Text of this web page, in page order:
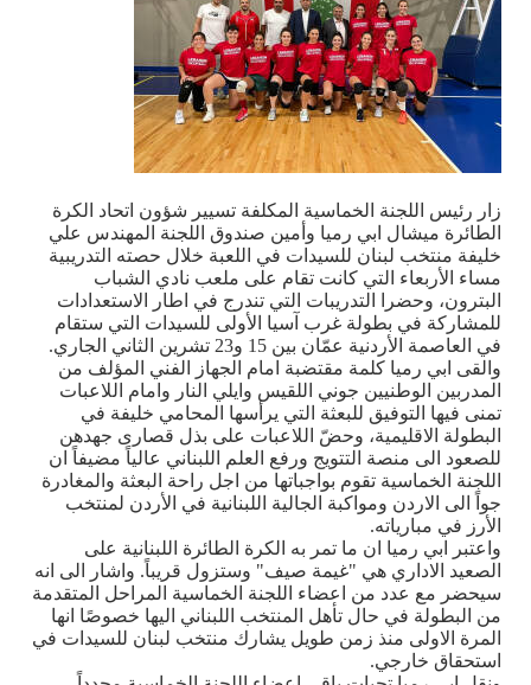
زار رئيس اللجنة الخماسية المكلفة تسيير شؤون اتحاد الكرة
الطائرة ميشال ابي رميا وأمين صندوق اللجنة المهندس علي
خليفة منتخب لبنان للسيدات في اللعبة خلال حصته التدريبية
مساء الأربعاء التي كانت تقام على ملعب نادي الشباب
البترون، وحضرا التدريبات التي تندرج في اطار الاستعدادات
للمشاركة في بطولة غرب آسيا الأولى للسيدات التي ستقام
في العاصمة الأردنية عمّان بين 15 و23 تشرين الثاني الجاري
.
والقى ابي رميا كلمة مقتضبة امام الجهاز الفني المؤلف من
المدربين الوطنيين جوني اللقيس وايلي النار وامام اللاعبات
تمنى فيها التوفيق للبعثة التي يرأسها المحامي خليفة في
البطولة الاقليمية، وحضّ اللاعبات على بذل قصارى جهدهن
للصعود الى منصة التتويج ورفع العلم اللبناني عالياً مضيفاً ان
اللجنة الخماسية تقوم بواجباتها من اجل راحة البعثة والمغادرة
جواً الى الاردن ومواكبة الجالية اللبنانية في الأردن لمنتخب
الأرز في مبارياته.
واعتبر ابي رميا ان ما تمر به الكرة الطائرة اللبنانية على
الصعيد الاداري هي "غيمة صيف" وستزول قريباً. واشار الى انه
سيحضر مع عدد من اعضاء اللجنة الخماسية المراحل المتقدمة
من البطولة في حال تأهل المنتخب اللبناني اليها خصوصًا انها
المرة الاولى منذ زمن طويل يشارك منتخب لبنان للسيدات في
استحقاق خارجي.